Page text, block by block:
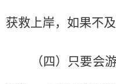
获救上岸，如果不
（四）只要会